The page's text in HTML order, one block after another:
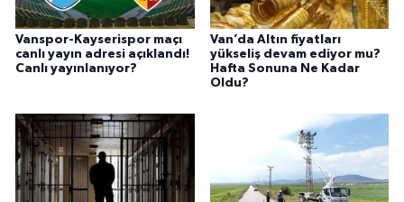
Vanspor-Kayserispor maçı
canlı yayın adresi açıklandı!
Canlı yayınlanıyor?
Van’da Altın fiyatları
yükseliş devam ediyor mu?
Hafta Sonuna Ne Kadar
Oldu?